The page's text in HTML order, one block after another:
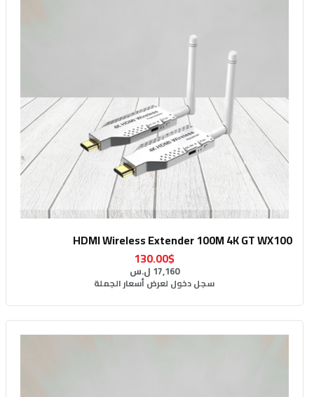
HDMI Wireless Extender 100M 4K GT WX100
130.00$
17,160 ل.س
سجل دخول لعرض أسعار الجملة